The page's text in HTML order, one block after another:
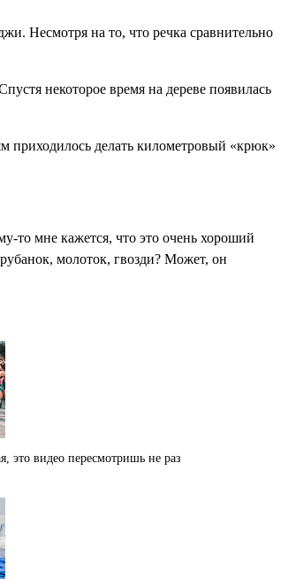
Несмотря на то, что речка сравнительно
некоторое время на дереве появилась
приходилось делать километровый «крюк»
то мне кажется, что это очень хороший
молоток, гвозди? Может, он
это видео пересмотришь не раз